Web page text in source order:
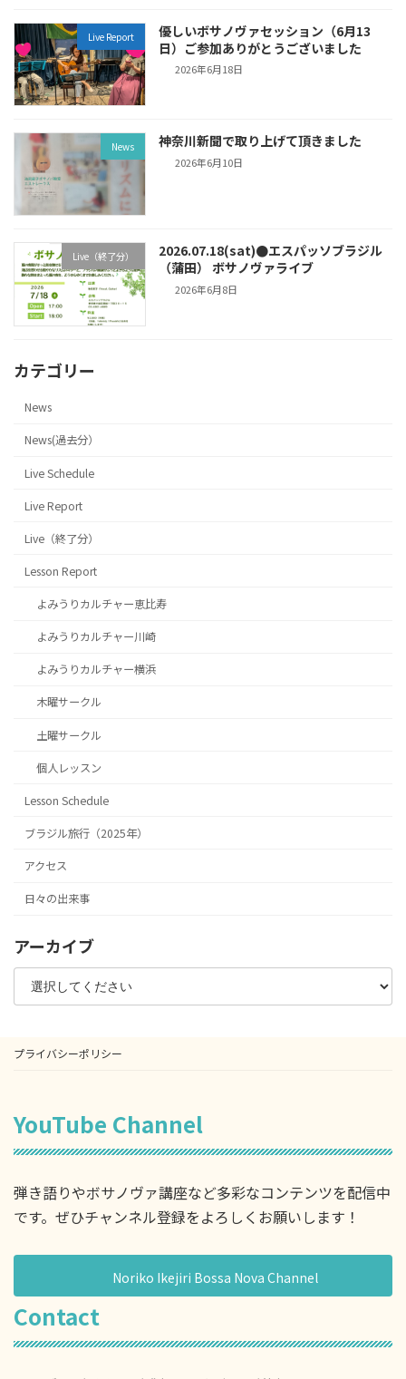
Live Report
優しいボサノヴァセッション（6月13
日）ご参加ありがとうございました
2026年6月18日
News 神奈川新聞で取り上げて頂きました
2026年6月10日
Live（終了分）
2026.07.18(sat)●エスパッソブラジル
（蒲田） ボサノヴァライブ
2026年6月8日
カテゴリー
News
News(過去分）
Live Schedule
Live Report
Live（終了分）
Lesson Report
よみうりカルチャー恵比寿
よみうりカルチャー川崎
よみうりカルチャー横浜
木曜サークル
土曜サークル
個人レッスン
Lesson Schedule
ブラジル旅行（2025年）
アクセス
日々の出来事
アーカイブ
プライバシーポリシー
YouTube Channel
弾き語りやボサノヴァ講座など多彩なコンテンツを配信中
です。ぜひチャンネル登録をよろしくお願いします！
Noriko Ikejiri Bossa Nova Channel
Contact